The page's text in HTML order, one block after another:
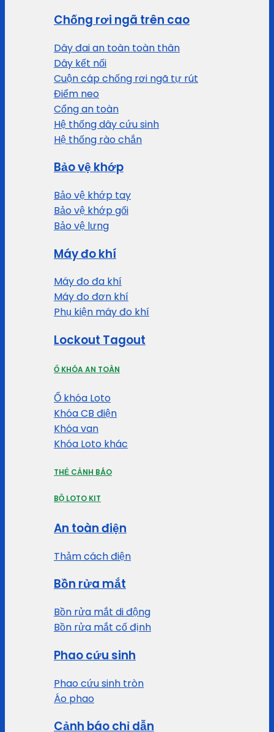
Chống rơi ngã trên cao
Dây đai an toàn toàn thân
Dây kết nối
Cuộn cáp chống rơi ngã tự rút
Điểm neo
Cổng an toàn
Hệ thống dây cứu sinh
Hệ thống rào chắn
Bảo vệ khớp
Bảo vệ khớp tay
Bảo vệ khớp gối
Bảo vệ lưng
Máy đo khí
Máy đo đa khí
Máy đo đơn khí
Phụ kiện máy đo khí
Lockout Tagout
Ổ KHÓA AN TOÀN
Ổ khóa Loto
Khóa CB điện
Khóa van
Khóa Loto khác
THẺ CẢNH BÁO
BỘ LOTO KIT
An toàn điện
Thảm cách điện
Bồn rửa mắt
Bồn rửa mắt di động
Bồn rửa mắt cố định
Phao cứu sinh
Phao cứu sinh tròn
Áo phao
Cảnh báo chỉ dẫn